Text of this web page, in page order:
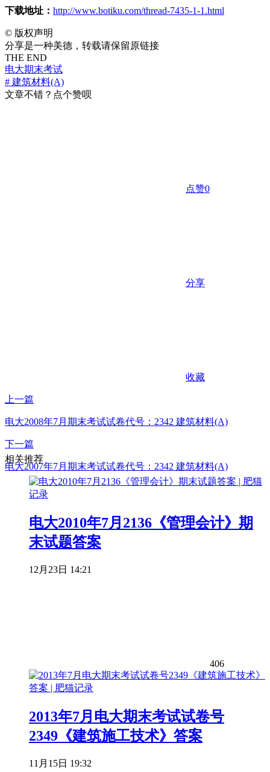
下载地址： http://www.botiku.com/thread-7435-1-1.html
© 版权声明
分享是一种美德，转载请保留原链接
THE END
电大期末考试
# 建筑材料(A)
文章不错？点个赞呗
点赞0
分享
收藏
上一篇
电大2008年7月期末考试试卷代号：2342 建筑材料(A)
下一篇
电大2007年7月期末考试试卷代号：2342 建筑材料(A)
相关推荐
电大2010年7月2136《管理会计》期
末试题答案
12月23日 14:21
406
2013年7月电大期末考试试卷号
2349《建筑施工技术》答案
11月15日 19:32